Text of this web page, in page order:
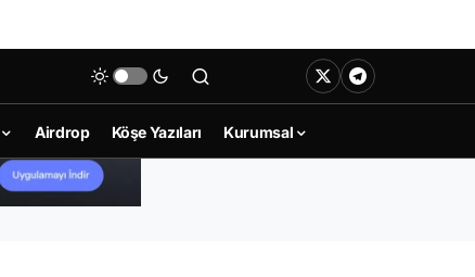
Airdrop Köşe Yazıları Kurumsal